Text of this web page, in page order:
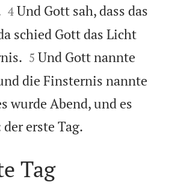


4 Und Gott sah, dass das
schied Gott das Licht


5 Und Gott nannte
die Finsternis nannte
wurde Abend, und es
erste Tag.
Tag